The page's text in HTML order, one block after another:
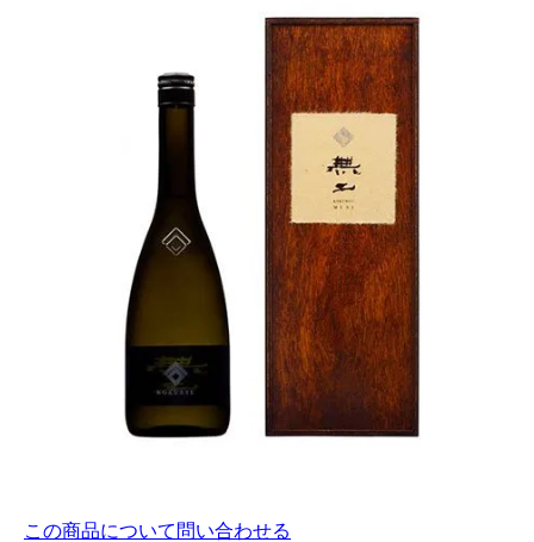
この商品について問い合わせる